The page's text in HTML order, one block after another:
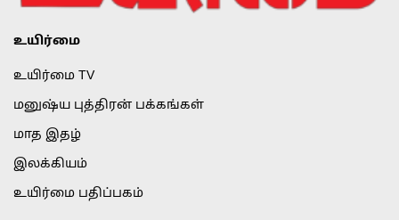
உயிர்மை
உயிர்மை TV
மனுஷ்ய புத்திரன் பக்கங்கள்
மாத இதழ்
இலக்கியம்
உயிர்மை பதிப்பகம்